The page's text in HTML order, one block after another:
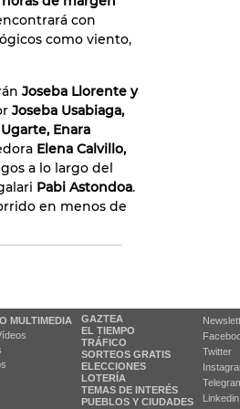
con
como viento,
Joseba Llorente y
Joseba Usabiaga,
Enara
Elena Calvillo,
a lo largo del
Pabi Astondoa.
en menos de
MULTIMEDIA
GAZTEA
EL TIEMPO
TRÁFICO
SORTEOS GRATIS
ELECCIONES
LOTERÍA
TEMAS DE INTERÉS
PUEBLOS Y CIUDADES
Twitter
Linkedin